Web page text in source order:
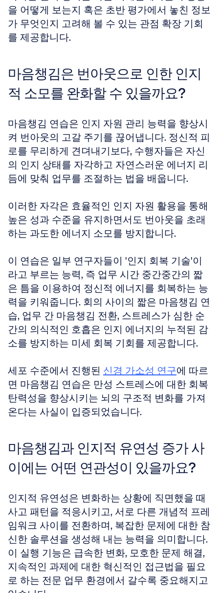
을 어떻게 보는지 혹은 초반 평가에서 놓친 정보
가 무엇인지 고려해 볼 수 있는 관점 확장 기회
를 제공합니다.
마음챙김은 번아웃으로 인한 인지
적 소모를 완화할 수 있을까요?
마음챙김 연습은 인지 자원 관리 능력을 향상시
켜 번아웃의 고갈 주기를 끊어냅니다. 정신적 피
로를 무리하게 견뎌내기보다, 수행자들은 자신
의 인지 상태를 자각하고 자연스러운 에너지 리
듬에 맞춰 업무를 조절하는 법을 배웁니다.
이러한 자각은 효율적인 인지 자원 활용을 통해
높은 성과 수준을 유지하면서도 번아웃을 초래
하는 과도한 에너지 소모를 방지합니다.
이 연습은 일부 연구자들이 '인지 회복 기술'이
라고 부르는 능력, 즉 업무 시간 중간중간의 짧
은 틈을 이용하여 정신적 에너지를 회복하는 능
력을 키워줍니다. 회의 사이의 짧은 마음챙김 연
습, 업무 간 마음챙김 전환, 스트레스가 심한 순
간의 의식적인 호흡은 인지 에너지의 누적된 감
소를 방지하는 미세 회복 기회를 제공합니다.
세포 수준에서 진행된 신경 가소성 연구에 따르
면 마음챙김 연습은 만성 스트레스에 대한 회복
탄력성을 향상시키는 뇌의 구조적 변화를 가져
온다는 사실이 입증되었습니다.
마음챙김과 인지적 유연성 증가 사
이에는 어떤 연관성이 있을까요?
인지적 유연성은 변화하는 상황에 직면했을 때
사고 패턴을 적응시키고, 서로 다른 개념적 프레
임워크 사이를 전환하며, 복잡한 문제에 대한 참
신한 솔루션을 생성해 내는 능력을 의미합니다.
이 실행 기능은 급속한 변화, 모호한 문제 해결,
지속적인 과제에 대한 혁신적인 접근법을 필요
로 하는 전문 업무 환경에서 갈수록 중요해지고